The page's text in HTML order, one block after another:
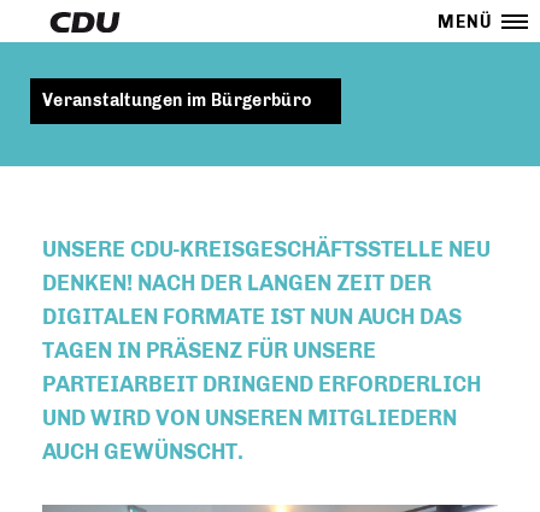
MENÜ
Veranstaltungen im Bürgerbüro
UNSERE CDU-KREISGESCHÄFTSSTELLE NEU
DENKEN! NACH DER LANGEN ZEIT DER
DIGITALEN FORMATE IST NUN AUCH DAS
TAGEN IN PRÄSENZ FÜR UNSERE
PARTEIARBEIT DRINGEND ERFORDERLICH
UND WIRD VON UNSEREN MITGLIEDERN
AUCH GEWÜNSCHT.